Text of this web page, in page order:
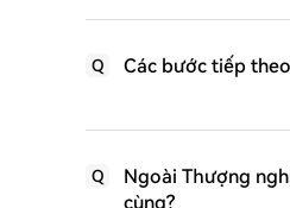
Q Các bước tiếp
Q
Ngoài Thượng
cùng?